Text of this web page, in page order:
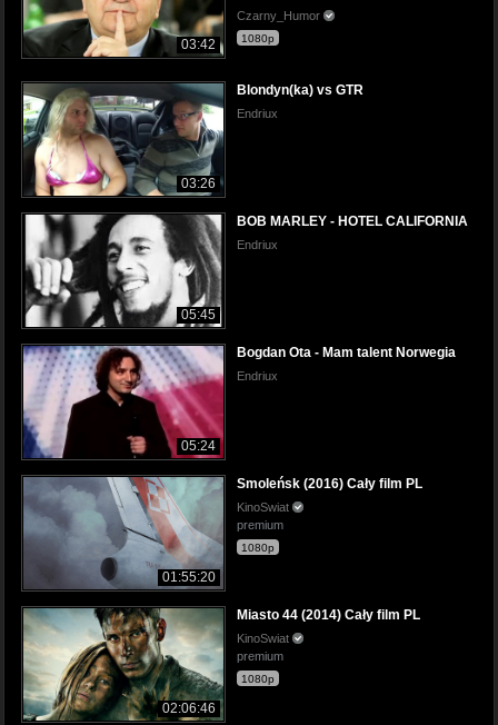
03:42
Czarny_Humor
1080p
03:26
Blondyn(ka) vs GTR
Endriux
05:45
BOB MARLEY - HOTEL CALIFORNIA
Endriux
05:24
Bogdan Ota - Mam talent Norwegia
Endriux
01:55:20
Smoleńsk (2016) Cały film PL
KinoSwiat
premium
1080p
02:06:46
Miasto 44 (2014) Cały film PL
KinoSwiat
premium
1080p